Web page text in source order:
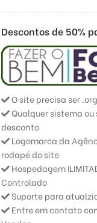
Descontos de 50%
O site precisa ser
Qualquer sistema
desconto
Logomarca da
rodapé do site
Hospedagem
Controlado
Suporte para
Entre em contato